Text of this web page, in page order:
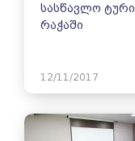
სასწავლო ტური
რაჭაში
12/11/2017